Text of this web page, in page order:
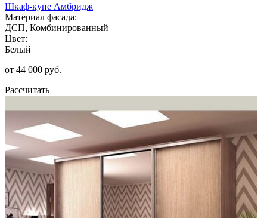
Шкаф-купе Амбридж
Материал фасада:
ДСП, Комбинированный
Цвет:
Белый
от 44 000 руб.
Рассчитать